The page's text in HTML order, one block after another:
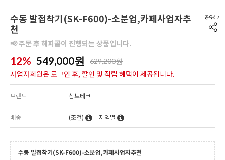
수동 발접착기(SK-F600)-소분업,카페사업자추
천
📢 주문 후 해피콜이 진행되는 상품입니다.
12% 549,000원 629,200원
사업자회원은 로그인 후, 할인 및 적립 혜택이 제공됩니다.
브랜드 삼보테크
배송 (조건) 지역별
수동 발접착기(SK-F600)-소분업,카페사업자추천